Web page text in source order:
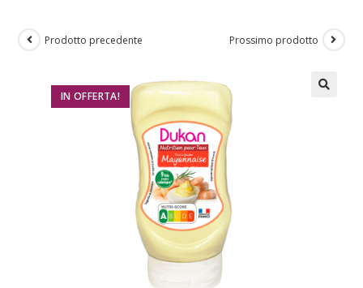
IN OFFERTA!
Prodotto precedente Prossimo prodotto